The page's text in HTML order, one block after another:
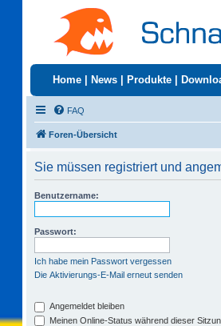
Home News Produkte
FAQ
Foren-Übersicht
Sie müssen registriert und
Benutzername:
Passwort:
Ich habe mein Passwort vergessen
Die Aktivierungs-E-Mail erneut senden
Angemeldet bleiben
Meinen Online-Status während dieser